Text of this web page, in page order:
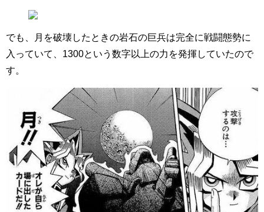
でも、月を破壊したときの岩石の巨兵は完全に戦闘態勢に
入っていて、1300という数字以上の力を発揮していたので
す。